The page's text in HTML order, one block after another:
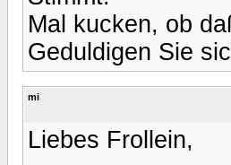
Mal kucken, ob
Geduldigen Sie
mi
Liebes Frollein,